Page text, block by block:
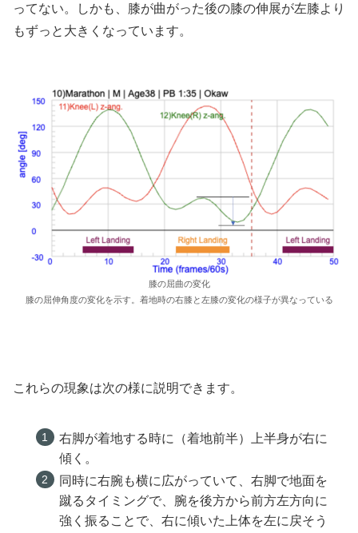
ってない。しかも、膝が曲がった後の膝の伸展が左膝より
もずっと大きくなっています。
膝の屈曲の変化
膝の屈伸角度の変化を示す。着地時の右膝と左膝の変化の様子が異なっている
これらの現象は次の様に説明できます。
右脚が着地する時に（着地前半）上半身が右に
傾く。
同時に右腕も横に広がっていて、右脚で地面を
蹴るタイミングで、腕を後方から前方左方向に
強く振ることで、右に傾いた上体を左に戻そう